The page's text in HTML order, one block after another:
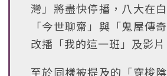
灣」將盡快停播，八大在
「今世聊齋」與「鬼屋傳
改播「我的這一班」及影片
至於同樣被提及的「穿梭